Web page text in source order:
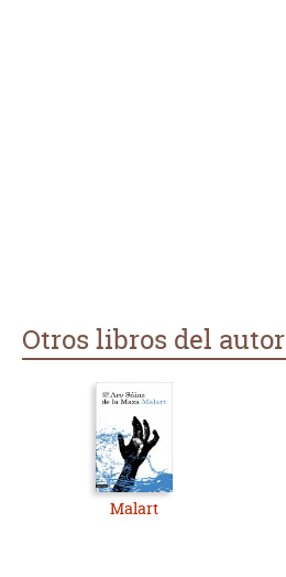
Otros libros del autor
Malart